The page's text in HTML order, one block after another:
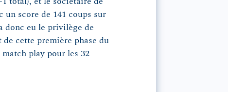
un score de 141 coups sur
donc eu le privilège de
cette première phase du
play pour les 32